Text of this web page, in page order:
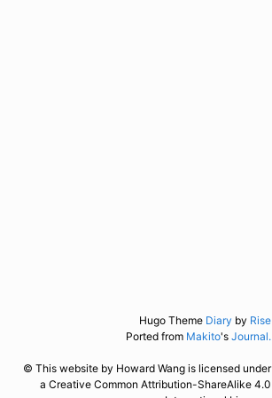
Hugo Theme Diary by Rise
Ported from Makito's Journal.
© This website by Howard Wang is licensed under
a Creative Common Attribution-ShareAlike 4.0